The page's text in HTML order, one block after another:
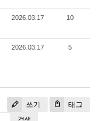
2026.03.17 10
2026.03.17 5
쓰기 태그